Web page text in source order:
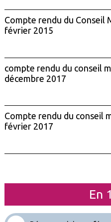
Compte rendu du Conseil
février 2015
compte rendu du conseil
décembre 2017
Compte rendu du conseil
février 2017
En